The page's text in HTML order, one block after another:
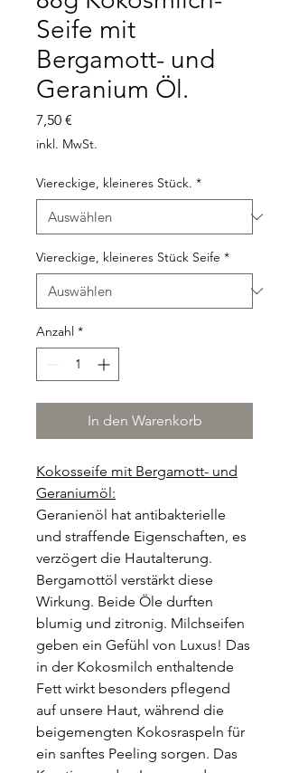
Seife mit
Bergamott- und
Geranium Öl.
7,50 €
inkl. MwSt.
Viereckige, kleineres Stück. *
Viereckige, kleineres Stück Seife *
Anzahl *
In den Warenkorb
Kokosseife mit Bergamott- und
Geraniumöl:
Geranienöl hat antibakterielle
und straffende Eigenschaften, es
verzögert die Hautalterung.
Bergamottöl verstärkt diese
Wirkung. Beide Öle durften
blumig und zitronig. Milchseifen
geben ein Gefühl von Luxus! Das
in der Kokosmilch enthaltende
Fett wirkt besonders pflegend
auf unsere Haut, während die
beigemengten Kokosraspeln für
ein sanftes Peeling sorgen. Das